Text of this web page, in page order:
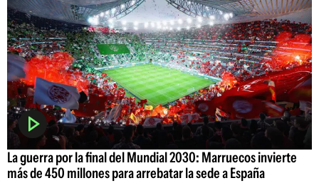
La guerra por la final del Mundial 2030: Marruecos invierte
más de 450 millones para arrebatar la sede a España